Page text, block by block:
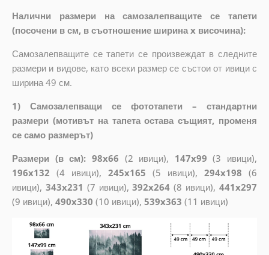
Налични размери на самозалепващите се тапети
(посочени в см, в съотношение ширина x височина):
Самозалепващите се тапети се произвеждат в следните
размери и видове, като всеки размер се състои от ивици с
ширина 49 см.
1) Самозалепващи се фототапети – стандартни
размери (мотивът на тапета остава същият, променя
се само размерът)
Размери (в см): 98x66 (2 ивици), 147x99 (3 ивици),
196x132 (4 ивици), 245x165 (5 ивици),294x198 (6
ивици), 343x231 (7 ивици),392x264 (8 ивици),441x297
(9 ивици), 490x330 (10 ивици), 539x363 (11 ивици)